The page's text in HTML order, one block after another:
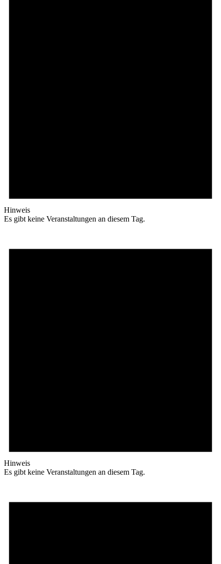
Hinweis
Es gibt keine Veranstaltungen an diesem Tag.
Hinweis
Es gibt keine Veranstaltungen an diesem Tag.